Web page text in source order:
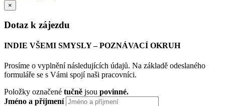
×
Dotaz k zájezdu
INDIE VŠEMI SMYSLY – POZNÁVACÍ OKRUH
Prosíme o vyplnění následujících údajů. Na základě odeslaného
formuláře se s Vámi spojí naši pracovníci.
Položky označené tučně jsou povinné.
Jméno a příjmení